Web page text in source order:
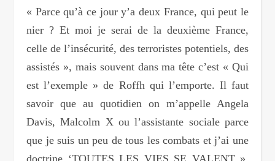
« Parce qu’à ce jour y’a deux France, qui peut le
nier ? Et moi je serai de la deuxième France,
celle de l’insécurité, des terroristes potentiels, des
assistés », mais souvent dans ma tête c’est « Qui
est l’exemple » de Roffh qui l’emporte. Il faut
savoir que au quotidien on m’appelle Angela
Davis, Malcolm X ou l’assistante sociale parce
que je suis un peu de tous les combats et j’ai une
doctrine ‘TOUTES LES VIES SE VALENT ».